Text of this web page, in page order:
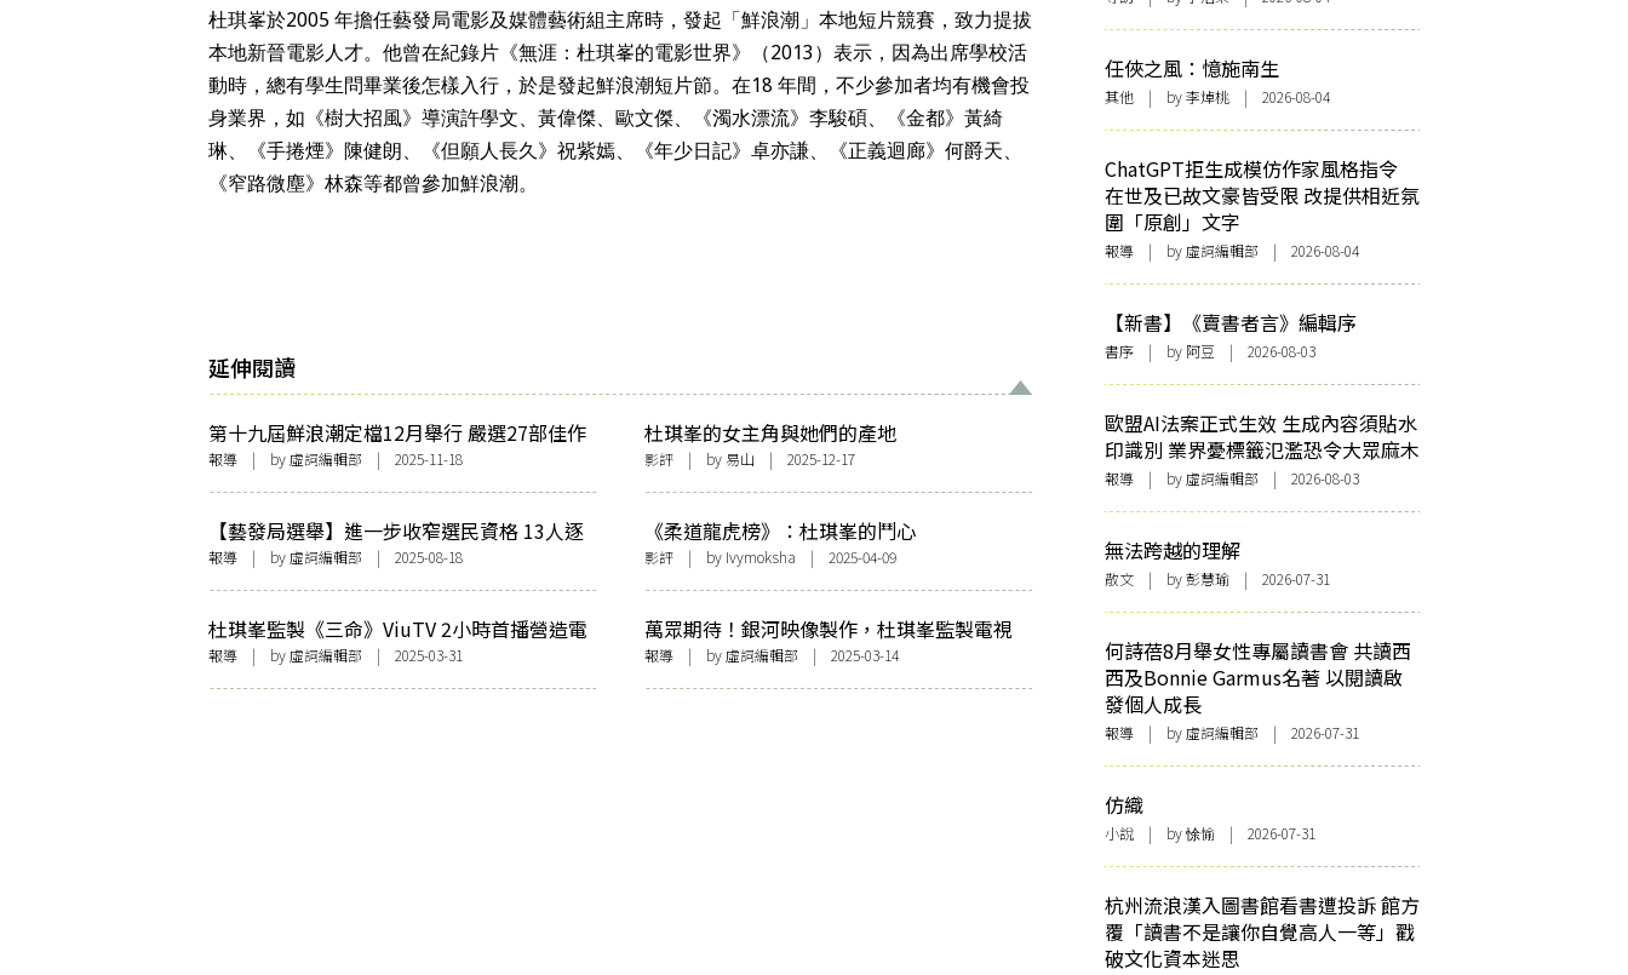
杜琪峯於2005 年擔任藝發局電影及媒體藝術組主席時，發起「鮮浪潮」本地短片競賽，致力提拔
本地新晉電影人才。他曾在紀錄片《無涯：杜琪峯的電影世界》（2013）表示，因為出席學校活
動時，總有學生問畢業後怎樣入行，於是發起鮮浪潮短片節。在18 年間，不少參加者均有機會投
身業界，如《樹大招風》導演許學文、黃偉傑、歐文傑、《濁水漂流》李駿碩、《金都》黃綺
琳、《手捲煙》陳健朗、《但願人長久》祝紫嫣、《年少日記》卓亦謙、《正義迴廊》何爵天、
《窄路微塵》林森等都曾參加鮮浪潮。
延伸閱讀
第十九屆鮮浪潮定檔12月舉行 嚴選27部佳作
放映 主席杜琪峯： 抖擻身段，繼續前行
報導 | by 虛詞編輯部 | 2025-11-18
杜琪峯的女主角與她們的產地
影評 | by易山 | 2025-12-17
【藝發局選舉】進一步收窄選民資格 13人逐
10席位 7範疇無競爭料自動當選 （附完整藝
術範疇候選人名單）
報導 | by 虛詞編輯部 | 2025-08-18
《柔道龍虎榜》：杜琪峯的鬥心
影評 | by Ivymoksha | 2025-04-09
杜琪峯監製《三命》ViuTV 2小時首播營造電
影感 藏有彩蛋致敬銀河映像經典之作
報導 | by 虛詞編輯部 | 2025-03-31
萬眾期待！銀河映像製作，杜琪峯監製電視
劇《三命》 3月31日於ViuTV正式上映
報導 | by 虛詞編輯部 | 2025-03-14
任俠之風：憶施南生
其他 | by 李焯桃 | 2026-08-04
ChatGPT拒生成模仿作家風格指令
在世及已故文豪皆受限 改提供相近氛
圍「原創」文字
報導 | by 虛詞編輯部 | 2026-08-04
【新書】《賣書者言》編輯序
書序 | by 阿豆 | 2026-08-03
歐盟AI法案正式生效 生成內容須貼水
印識別 業界憂標籤氾濫恐令大眾麻木
報導 | by 虛詞編輯部 | 2026-08-03
無法跨越的理解
散文 | by 彭慧瑜 | 2026-07-31
何詩蓓8月舉女性專屬讀書會 共讀西
西及Bonnie Garmus名著 以閱讀啟
發個人成長
報導 | by 虛詞編輯部 | 2026-07-31
仿織
小說 | by 悇愉 | 2026-07-31
杭州流浪漢入圖書館看書遭投訴 館方
覆「讀書不是讓你自覺高人一等」戳
破文化資本迷思